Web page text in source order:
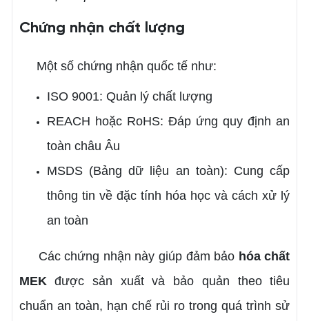
Chứng nhận chất lượng
Một số chứng nhận quốc tế như:
ISO 9001: Quản lý chất lượng
REACH hoặc RoHS: Đáp ứng quy định an
toàn châu Âu
MSDS (Bảng dữ liệu an toàn): Cung cấp
thông tin về đặc tính hóa học và cách xử lý
an toàn
Các chứng nhận này giúp đảm bảo hóa chất
MEKđược sản xuất và bảo quản theo tiêu
chuẩn an toàn, hạn chế rủi ro trong quá trình sử